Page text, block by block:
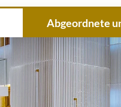
Abgeordnete